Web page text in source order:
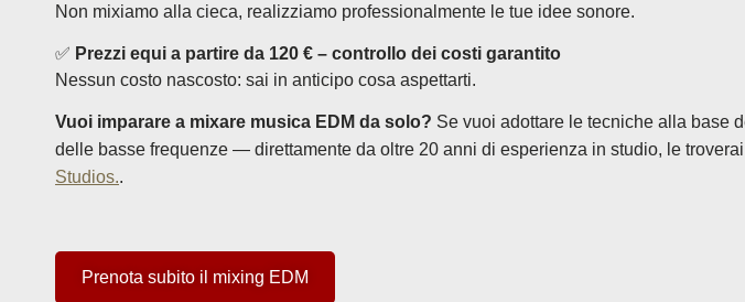
Non mixiamo alla cieca, realizziamo professionalmente le tue idee sonore.
✅ Prezzi equi a partire da 120 € – controllo dei costi garantito
Nessun costo nascosto: sai in anticipo cosa aspettarti.
Vuoi imparare a mixare musica EDM da solo? Se vuoi adottare le tecniche alla base
delle basse frequenze — direttamente da oltre 20 anni di esperienza in studio, le troverai
Studios..
Prenota subito il mixing EDM